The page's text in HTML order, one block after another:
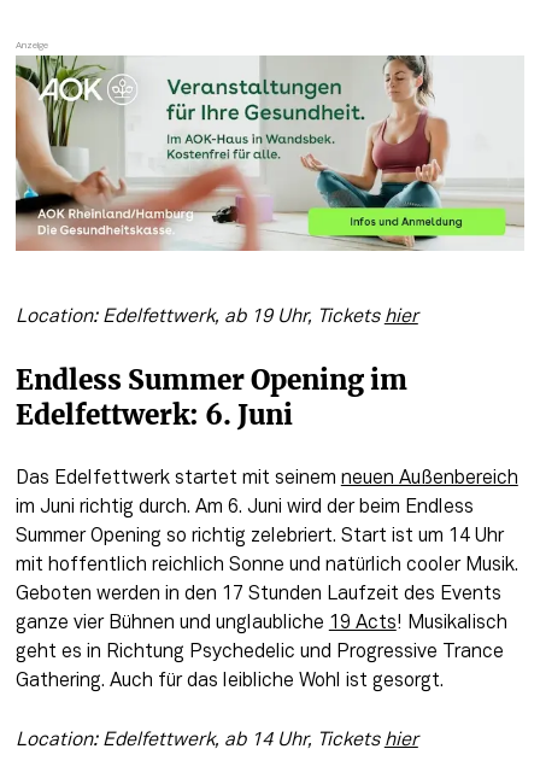
Location: Edelfettwerk, ab 19 Uhr, Tickets hier
Endless Summer Opening im
Edelfettwerk: 6. Juni
Das Edelfettwerk startet mit seinem neuen Außenbereich
im Juni richtig durch. Am 6. Juni wird der beim Endless
Summer Opening so richtig zelebriert. Start ist um 14 Uhr
mit hoffentlich reichlich Sonne und natürlich cooler Musik.
Geboten werden in den 17 Stunden Laufzeit des Events
ganze vier Bühnen und unglaubliche 19 Acts! Musikalisch
geht es in Richtung Psychedelic und Progressive Trance
Gathering. Auch für das leibliche Wohl ist gesorgt.
Location: Edelfettwerk, ab 14 Uhr, Tickets hier